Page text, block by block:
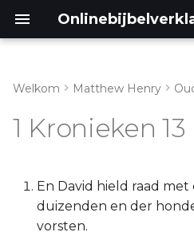
1 Kronieken 13:9-14
Lukas
Johannes
Welkom Matthew Henry
1 Kronieken 13
En David hield raad
duizenden en der
vorsten.